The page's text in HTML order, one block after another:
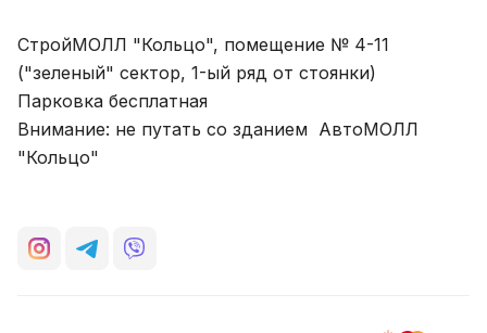
СтройМОЛЛ "Кольцо", помещение № 4-11
("зеленый" сектор, 1-ый ряд от стоянки)
Парковка бесплатная
Внимание: не путать со зданием АвтоМОЛЛ
"Кольцо"